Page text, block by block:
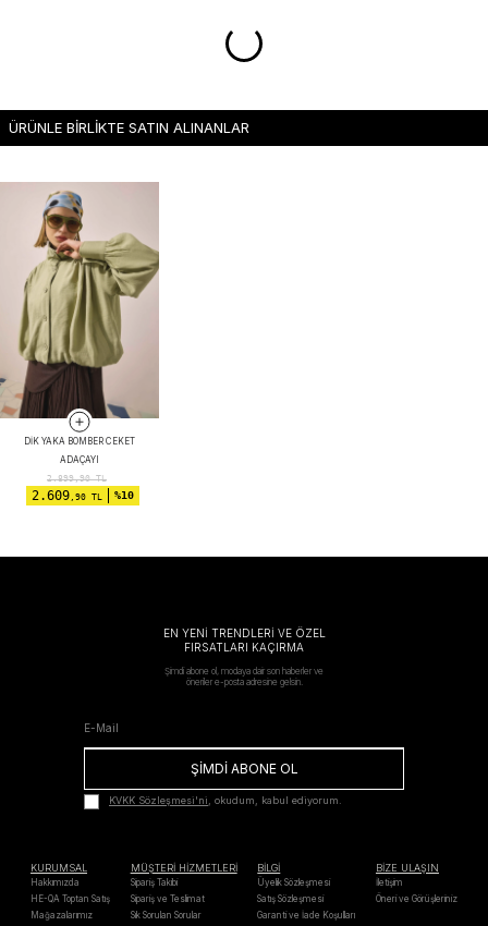
ÜRÜNLE BİRLİKTE SATIN ALINANLAR
DIK YAKA BOMBER CEKET
ADAÇAYI
2.899,90TL
2.609,90 TL %10
EN YENİ TRENDLERİ VE ÖZEL
FIRSATLARI KAÇIRMA
Şimdi abone ol, modaya dair son haberler ve
öneriler e-posta adresine gelsin.
ŞİMDİ ABONE OL
KVKK Sözleşmesi'ni, okudum, kabul ediyorum.
KURUMSAL
Hakkımızda
HE-QA Toptan Satış
Mağazalarımız
MÜŞTERİ HİZMETLERİ
Sipariş Takibi
Sipariş ve Teslimat
Sık Sorulan Sorular
BİLGİ
Üyelik Sözleşmesi
Satış Sözleşmesi
Garanti ve İade Koşulları
BİZE ULAŞIN
İletişim
Öneri ve Görüşleriniz